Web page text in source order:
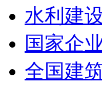
水利建
国家企
全国建